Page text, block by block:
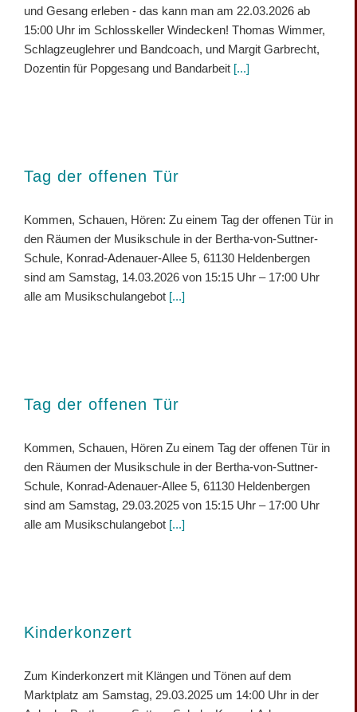
und Gesang erleben - das kann man am 22.03.2026 ab
15:00 Uhr im Schlosskeller Windecken! Thomas Wimmer,
Schlagzeuglehrer und Bandcoach, und Margit Garbrecht,
Dozentin für Popgesang und Bandarbeit [...]
Tag der offenen Tür
Kommen, Schauen, Hören: Zu einem Tag der offenen Tür in
den Räumen der Musikschule in der Bertha-von-Suttner-
Schule, Konrad-Adenauer-Allee 5, 61130 Heldenbergen
sind am Samstag, 14.03.2026 von 15:15 Uhr – 17:00 Uhr
alle am Musikschulangebot [...]
Tag der offenen Tür
Kommen, Schauen, Hören Zu einem Tag der offenen Tür in
den Räumen der Musikschule in der Bertha-von-Suttner-
Schule, Konrad-Adenauer-Allee 5, 61130 Heldenbergen
sind am Samstag, 29.03.2025 von 15:15 Uhr – 17:00 Uhr
alle am Musikschulangebot [...]
Kinderkonzert
Zum Kinderkonzert mit Klängen und Tönen auf dem
Marktplatz am Samstag, 29.03.2025 um 14:00 Uhr in der